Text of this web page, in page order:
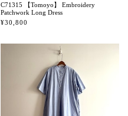
C71315 【Tomoyo】 Embroidery
Patchwork Long Dress
¥30,800